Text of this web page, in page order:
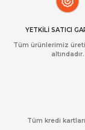
YETKİLİ SATICI
Tüm ürünlerimiz
altındadır.
Tüm kredi